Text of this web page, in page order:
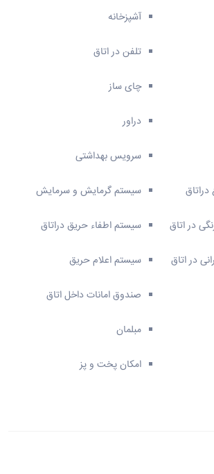
آشپزخانه
تلفن در اتاق
چای ساز
دراور
سرویس بهداشتی
سیستم گرمایش و سرمایش
در اتاق سیستم اطفاء حریق دراتاق
در اتاق سیستم اعلام حریق
صندوق امانات داخل اتاق
مبلمان
امکان پخت و پز